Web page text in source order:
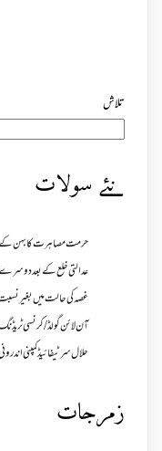
تلاش
نئے سولات
حرمت مصاہرت کا بہن کے
عدالتی خلع کے بعد دوسرے
غصہ کی حالت میں بغیر
آن لائن گولڈ /کرنسی
حلال سرٹیفائیڈ کمپنی
زمرجات